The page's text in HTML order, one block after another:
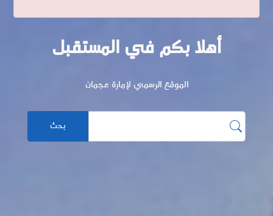
الخطأ
أهلا بكم في المستقبل
الموقع الرسمي لإمارة عجمان
بحث